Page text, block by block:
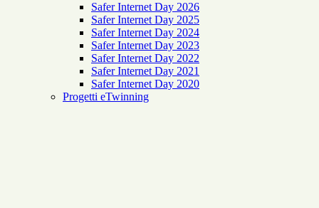
Safer Internet Day 2026
Safer Internet Day 2025
Safer Internet Day 2024
Safer Internet Day 2023
Safer Internet Day 2022
Safer Internet Day 2021
Safer Internet Day 2020
Progetti eTwinning